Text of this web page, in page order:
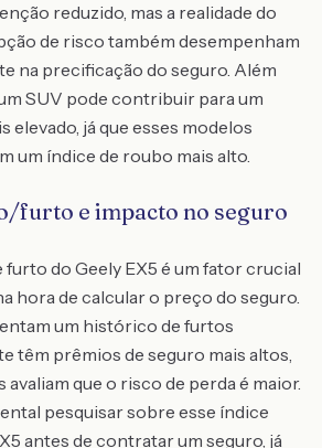
reduzido, mas a realidade do
de risco também desempenham
na precificação do seguro. Além
SUV pode contribuir para um
elevado, já que esses modelos
um índice de roubo mais alto.
furto e impacto no seguro
do Geely EX5 é um fator crucial
hora de calcular o preço do seguro.
um histórico de furtos
têm prêmios de seguro mais altos,
avaliam que o risco de perda é maior.
pesquisar sobre esse índice
antes de contratar um seguro, já